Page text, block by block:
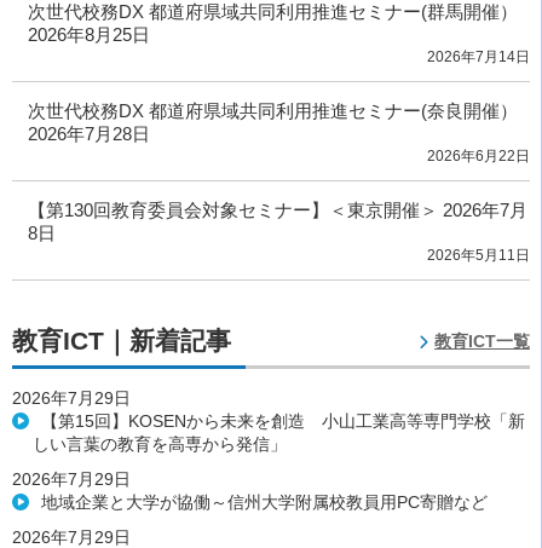
次世代校務DX 都道府県域共同利用推進セミナー(群馬開催）
2026年8月25日
2026年7月14日
次世代校務DX 都道府県域共同利用推進セミナー(奈良開催）
2026年7月28日
2026年6月22日
【第130回教育委員会対象セミナー】＜東京開催＞ 2026年7月
8日
2026年5月11日
教育ICT｜新着記事 教育ICT一覧
2026年7月29日
【第15回】KOSENから未来を創造 小山工業高等専門学校「新
しい言葉の教育を高専から発信」
2026年7月29日
地域企業と大学が協働～信州大学附属校教員用PC寄贈など
2026年7月29日